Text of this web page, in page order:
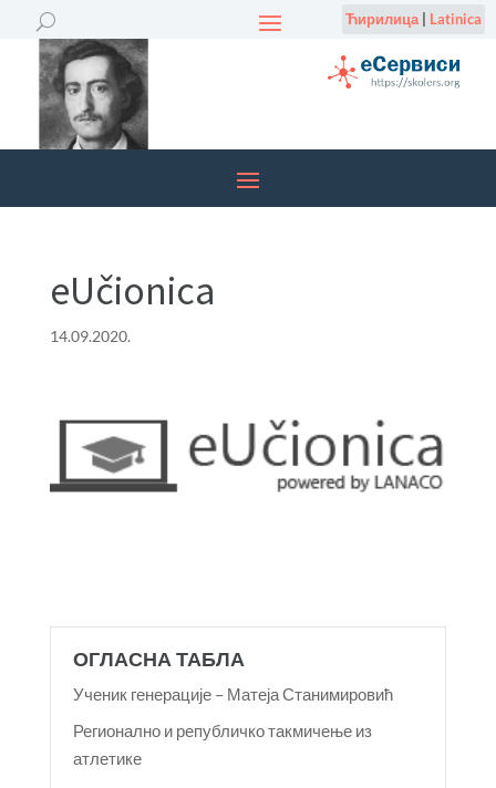
Ћирилица| Latinica
eUčionica
14.09.2020.
ОГЛАСНА ТАБЛА
Ученик генерације – Матеја Станимировић
Регионално и републичко такмичење из
атлетике